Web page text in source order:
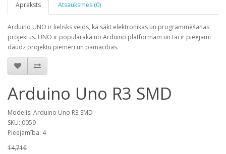
Apraksts Atsauksmes (0)
Arduino UNO ir lielisks veids, kā sākt elektronikas un programmēšanas
projektus. UNO ir populārākā no Arduino platformām un tai ir pieejami
daudz projektu piemēri un pamācības.
Arduino Uno R3 SMD
Modelis: Arduino Uno R3 SMD
SKU: 0059
Pieejamība: 4
14,71€